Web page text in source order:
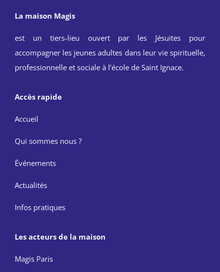
La maison Magis
est un tiers-lieu ouvert par les Jésuites pour
accompagner les jeunes adultes dans leur vie spirituelle,
professionnelle et sociale à l’école de Saint Ignace.
Accès rapide
Accueil
Qui sommes nous ?
Événements
Actualités
Infos pratiques
Les acteurs de la maison
Magis Paris